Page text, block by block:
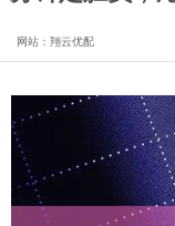
网站：翔云优配